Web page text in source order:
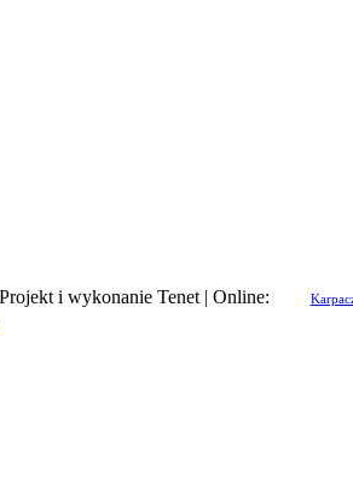
i wykonanie Tenet | Online: